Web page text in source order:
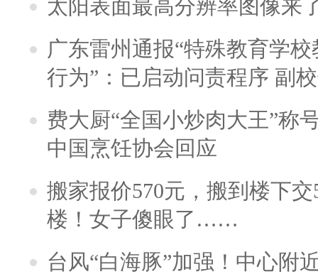
太阳表面最高分辨率图像来
广东雷州通报“特殊教育学
行为”：已启动问责程序 副
费大厨“全国小炒肉大王”称
中国烹饪协会回应
搬家报价570元，搬到楼下
楼！女子傻眼了……
台风“白海豚”加强！中心附